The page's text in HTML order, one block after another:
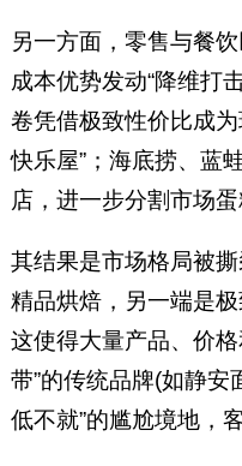
另一方面，零售与餐
成本优势发动“降维打
卷凭借极致性价比成
快乐屋”；海底捞、蓝
店，进一步分割市场蛋
其结果是市场格局被
精品烘焙，另一端是
这使得大量产品、价
带”的传统品牌(如静安
低不就”的尴尬境地，